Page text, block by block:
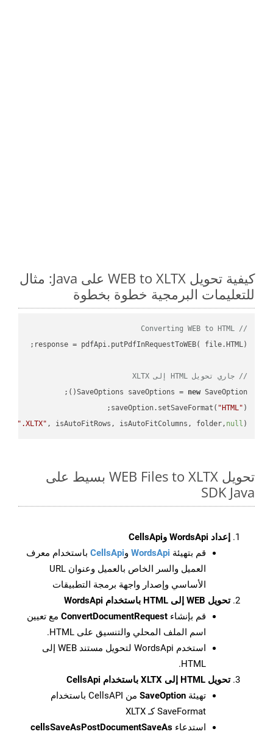
كيفية تحويل WEB to XLTX على Java: مثال
للتعليمات البرمجية خطوة بخطوة
// Converting WEB to HTML
// جاري تحويل HTML إلى XLTX
SaveOptions saveOptions = new
saveOption.setSaveFormat( "HTML"
".XLTX" , isAutoFitRows, isAutoFitColumns, folder, null );
تحويل WEB Files to XLTX بسيط على
SDK Java
إعداد WordsApi وCellsApi
قم بتهيئة WordsApi وCellsApi باستخدام معرف
العميل والسر الخاص بالعميل وعنوان URL
الأساسي وإصدار واجهة برمجة التطبيقات
تحويل WEB إلى HTML باستخدام WordsApi
قم بإنشاء ConvertDocumentRequest مع تعيين
اسم الملف المحلي والتنسيق على HTML.
استخدم WordsApi لتحويل مستند WEB إلى
HTML.
تحويل HTML إلى XLTX باستخدام CellsApi
تهيئة SaveOption
من CellsAPI باستخدام
SaveFormat كـ XLTX
استدعاء cellsSaveAsPostDocumentSaveAs